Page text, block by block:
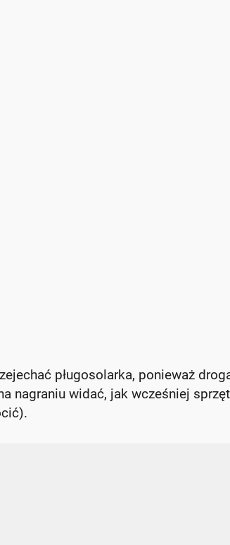
pługosolarka, ponieważ
nagraniu widać, jak wcześniej sprzęt